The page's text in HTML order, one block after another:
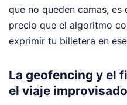
que no queden camas,
precio que el algoritmo
exprimir tu billetera en
La geofencing y el
el viaje improvisado